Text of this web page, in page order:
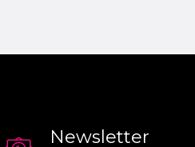
Newsletter